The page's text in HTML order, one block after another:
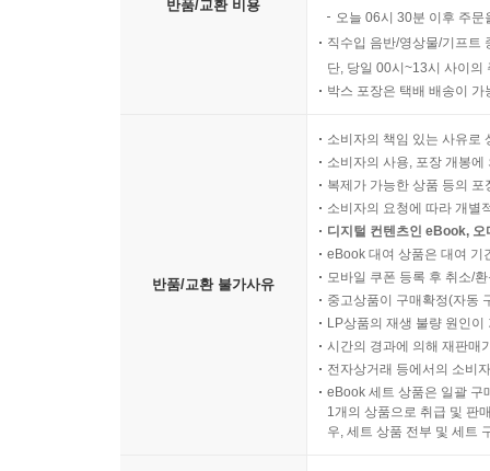
반품/교환 비용
오늘 06시 30분 이후 주
직수입 음반/영상물/기프트
단, 당일 00시~13시 사이의
박스 포장은 택배 배송이
반품/교환 불가사유
소비자의 책임 있는 사유로
소비자의 사용, 포장 개봉
복제가 가능한 상품 등의
소비자의 요청에 따라 개별
디지털 컨텐츠인 eBook,
eBook 대여 상품은 대여 기
모바일 쿠폰 등록 후 취소/
중고상품이 구매확정(자동
LP상품의 재생 불량 원인
시간의 경과에 의해 재판매
전자상거래 등에서의 소비
eBook 세트 상품은 일괄 구
1개의 상품으로 취급 및 판
우, 세트 상품 전부 및 세트